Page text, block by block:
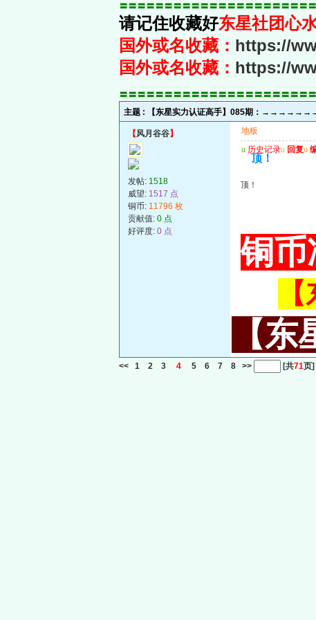
〓〓〓〓〓〓〓〓〓〓〓〓〓〓〓〓〓〓〓〓〓
请记住收藏好东星社团心
国外或名收藏： https://
国外或名收藏： https://
〓〓〓〓〓〓〓〓〓〓〓〓〓〓〓〓〓〓〓〓〓
主题 : 【东星实力认证高手】085期：
【风月谷谷】
发帖: 1518
威望: 1517 点
铜币: 11796 枚
贡献值: 0 点
好评度: 0 点
地板
u 历史记录u 回复u
顶！
顶！
铜币
【
<< 1 2 3 4 5 6 7 8 >> [共71页]